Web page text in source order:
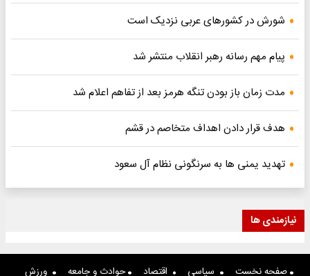
شورش در کشورهای عربی نزدیک است
پیام مهم رسانه رهبر انقلاب منتشر شد
مدت زمان باز بودن تنگه هرمز بعد از تفاهم اعلام شد
هدف قرار دادن اهداف متخاصم در قشم
تهدید یمنی ها به سرنگونی نظام آل سعود
نیازمندی ها
صفحه نخست سیاسی اقتصاد حوادث و جامعه ورزش